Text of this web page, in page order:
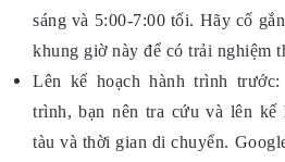
sáng và 5:00-7:00 tối. Hãy cố
khung giờ này để có trải nghiệm
Lên kế hoạch hành trình trước:
trình, bạn nên tra cứu và lên kế
tàu và thời gian di chuyển.